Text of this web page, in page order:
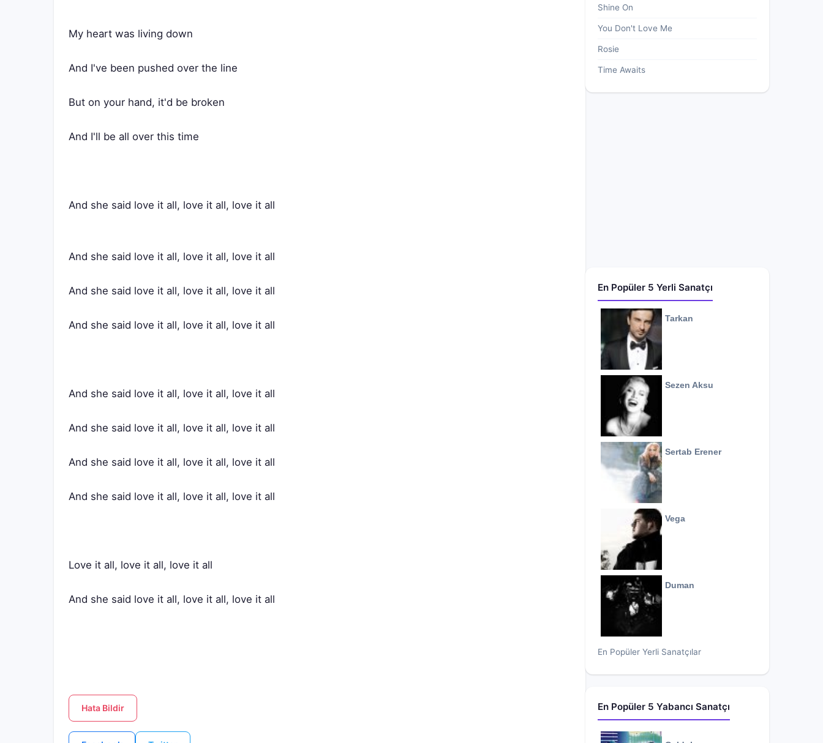
My heart was living down
And I've been pushed over the line
But on your hand, it'd be broken
And I'll be all over this time
And she said love it all, love it all, love it all
And she said love it all, love it all, love it all
And she said love it all, love it all, love it all
And she said love it all, love it all, love it all
And she said love it all, love it all, love it all
And she said love it all, love it all, love it all
And she said love it all, love it all, love it all
And she said love it all, love it all, love it all
Love it all, love it all, love it all
And she said love it all, love it all, love it all
Hata Bildir
Shine On
You Don't Love Me
Rosie
Time Awaits
En Popüler 5 Yerli Sanatçı
Tarkan
Sezen Aksu
Sertab Erener
Vega
Duman
En Popüler Yerli Sanatçılar
En Popüler 5 Yabancı Sanatçı